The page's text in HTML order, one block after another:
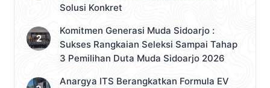
Solusi Konkret
Komitmen Generasi Muda Sidoarjo :
Sukses Rangkaian Seleksi Sampai Tahap
3 Pemilihan Duta Muda Sidoarjo 2026
Anargya ITS Berangkatkan Formula EV